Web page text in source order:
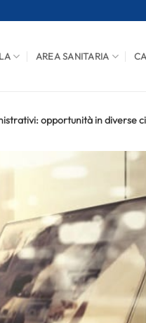
AREA SANITARIA
opportunità in diverse